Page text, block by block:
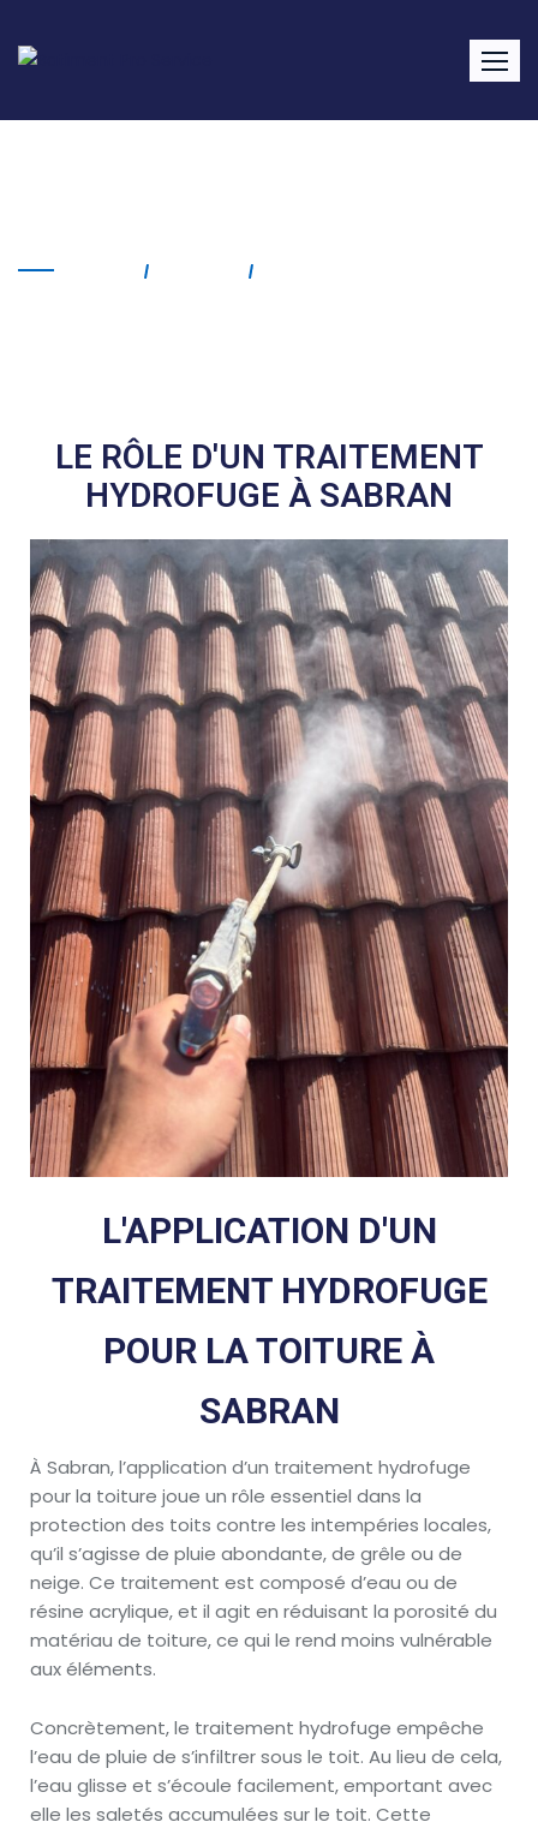
LE RÔLE D'UN TRAITEMENT
HYDROFUGE À SABRAN
L'APPLICATION D'UN
TRAITEMENT HYDROFUGE
POUR LA TOITURE À
SABRAN
À Sabran, l’application d’un traitement hydrofuge
pour la toiture joue un rôle essentiel dans la
protection des toits contre les intempéries locales,
qu’il s’agisse de pluie abondante, de grêle ou de
neige. Ce traitement est composé d’eau ou de
résine acrylique, et il agit en réduisant la porosité du
matériau de toiture, ce qui le rend moins vulnérable
aux éléments.
Concrètement, le traitement hydrofuge empêche
l’eau de pluie de s’infiltrer sous le toit. Au lieu de cela,
l’eau glisse et s’écoule facilement, emportant avec
elle les saletés accumulées sur le toit. Cette